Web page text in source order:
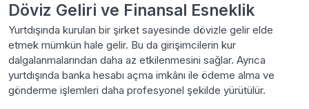
Döviz Geliri ve Finansal Esneklik
Yurtdışında kurulan bir şirket sayesinde dövizle gelir elde
etmek mümkün hale gelir. Bu da girişimcilerin kur
dalgalanmalarından daha az etkilenmesini sağlar. Ayrıca
yurtdışında banka hesabı açma imkânı ile ödeme alma ve
gönderme işlemleri daha profesyonel şekilde yürütülür.